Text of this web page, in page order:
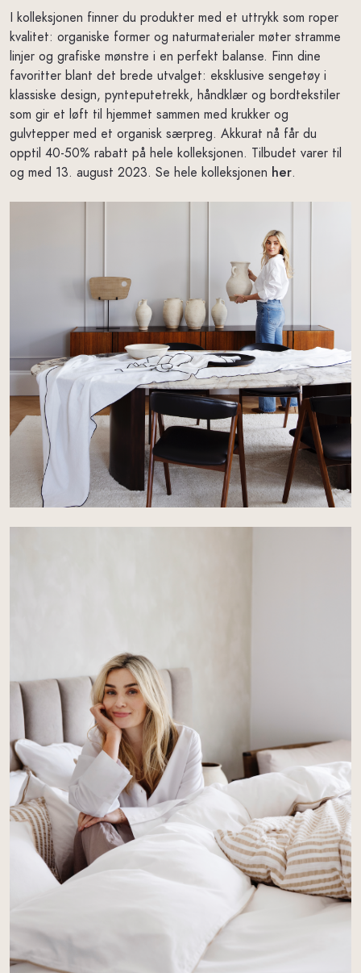
I kolleksjonen finner du produkter med et uttrykk som roper
kvalitet: organiske former og naturmaterialer møter stramme
linjer og grafiske mønstre i en perfekt balanse. Finn dine
favoritter blant det brede utvalget: eksklusive sengetøy i
klassiske design, pynteputetrekk, håndklær og bordtekstiler
som gir et løft til hjemmet sammen med krukker og
gulvtepper med et organisk særpreg. Akkurat nå får du
opptil 40-50% rabatt på hele kolleksjonen. Tilbudet varer til
og med 13. august 2023. Se hele kolleksjonen her.